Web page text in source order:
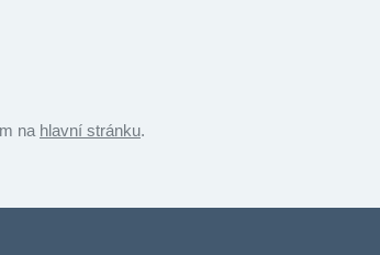
na hlavní stránku.